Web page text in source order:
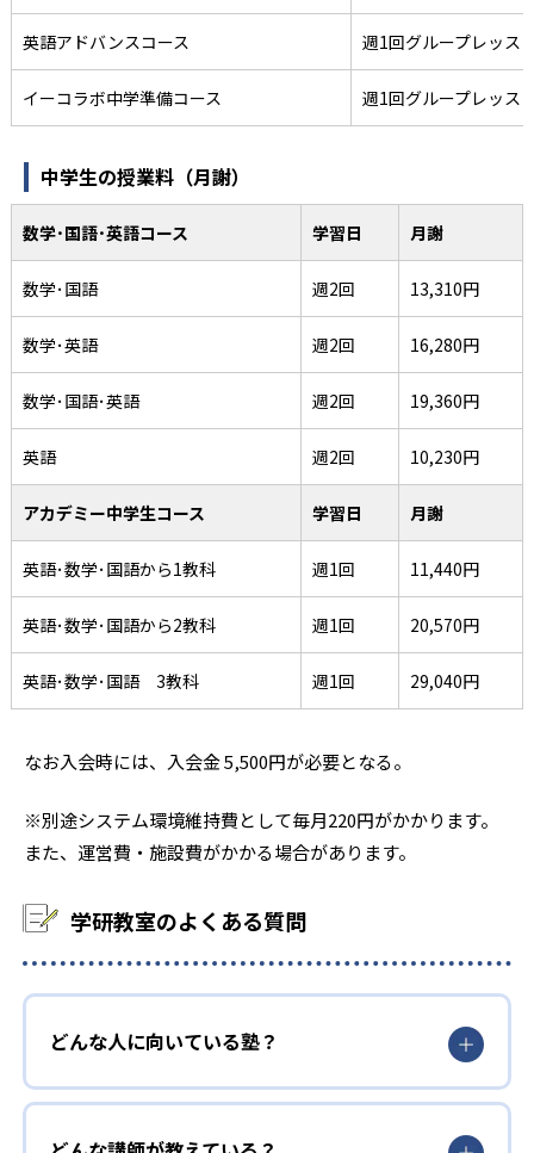
英語アドバンスコース 週1回グループレッス
イーコラボ中学準備コース 週1回グループレッス
中学生の授業料（月謝）
数学･国語･英語コース 学習日 月謝
数学･国語 週2回 13,310円
数学･英語 週2回 16,280円
数学･国語･英語 週2回 19,360円
英語 週2回 10,230円
アカデミー中学生コース 学習日 月謝
英語･数学･国語から1教科 週1回 11,440円
英語･数学･国語から2教科 週1回 20,570円
英語･数学･国語 3教科 週1回 29,040円
なお入会時には、入会金 5,500円が必要となる。
※別途システム環境維持費として毎月220円がかかります。
また、運営費・施設費がかかる場合があります。
学研教室のよくある質問
どんな人に向いている塾？